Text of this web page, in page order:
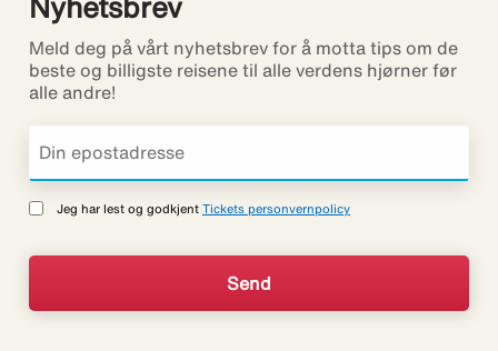
Nyhetsbrev
Meld deg på vårt nyhetsbrev for å motta tips om de
beste og billigste reisene til alle verdens hjørner før
alle andre!
Jeg har lest og godkjent Tickets personvernpolicy